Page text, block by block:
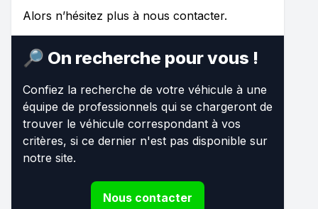
Alors n’hésitez plus à nous contacter.
🔎 On recherche pour vous !
Confiez la recherche de votre véhicule à une
équipe de professionnels qui se chargeront de
trouver le véhicule correspondant à vos
critères, si ce dernier n'est pas disponible sur
notre site.
Nous contacter